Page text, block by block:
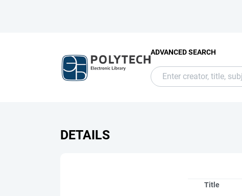
ADVANCED SEARCH
DETAILS
Title